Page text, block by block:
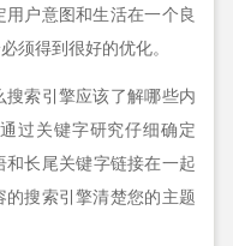
户意图和生活在一个良
须得到很好的优化。
索引擎应该了解哪些内
过关键字研究仔细确定
长尾关键字链接在一起
搜索引擎清楚您的主题